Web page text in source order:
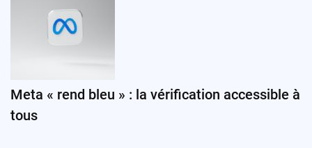
Meta « rend bleu » : la vérification accessible à
tous